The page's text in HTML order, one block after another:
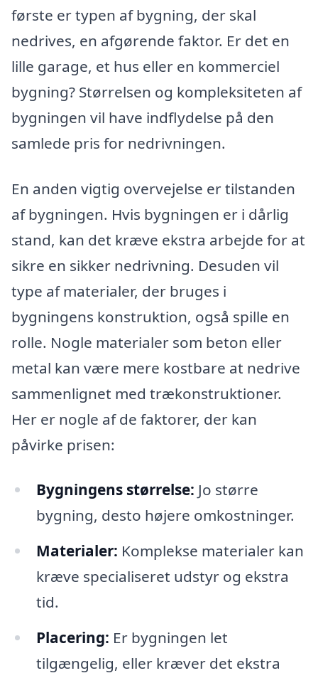
første er typen af bygning, der skal
nedrives, en afgørende faktor. Er det en
lille garage, et hus eller en kommerciel
bygning? Størrelsen og kompleksiteten af
bygningen vil have indflydelse på den
samlede pris for nedrivningen.
En anden vigtig overvejelse er tilstanden
af bygningen. Hvis bygningen er i dårlig
stand, kan det kræve ekstra arbejde for at
sikre en sikker nedrivning. Desuden vil
type af materialer, der bruges i
bygningens konstruktion, også spille en
rolle. Nogle materialer som beton eller
metal kan være mere kostbare at nedrive
sammenlignet med trækonstruktioner.
Her er nogle af de faktorer, der kan
påvirke prisen:
Bygningens størrelse: Jo større
bygning, desto højere omkostninger.
Materialer: Komplekse materialer kan
kræve specialiseret udstyr og ekstra
tid.
Placering: Er bygningen let
tilgængelig, eller kræver det ekstra